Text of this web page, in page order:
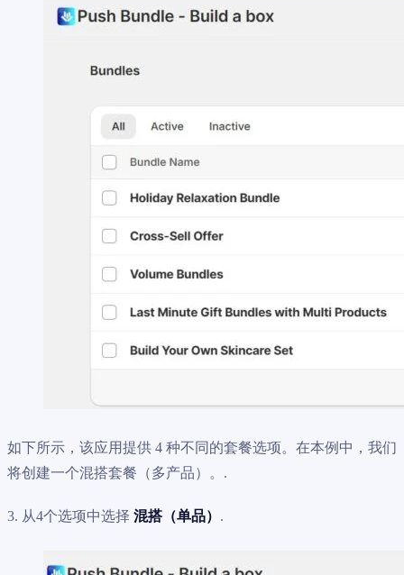
如下所示，该应用提供 4 种不同的套餐选项。在本例中，我们
将创建一个混搭套餐（多产品）。.
3. 从4个选项中选择 混搭（单品） .